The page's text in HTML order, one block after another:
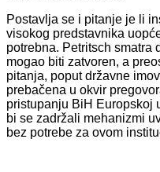
Postavlja se i pitanje je li
visokog predstavnika
potrebna. Petritsch smatra
mogao biti zatvoren, a
pitanja, poput državne
prebačena u okvir
pristupanju BiH Europskoj
bi se zadržali mehanizmi
bez potrebe za ovom